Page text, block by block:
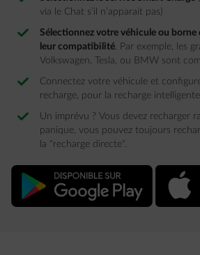
via le Chat s’il n’apparait pas)​
Sélectionnez votre véhicule ou borne
leur compatibilité. Par exemple, les
Volkswagen, Tesla, ou BMW sont
Connectez votre véhicule et
recharge, pour la recharge
Un imprévu ? Vous devez recharger
panique, vous pouvez toujours
la "recharge directe".​